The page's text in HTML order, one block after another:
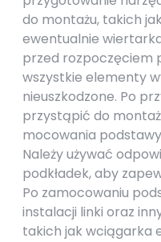
do montażu, takich
ewentualnie
przed rozpoczęciem
wszystkie elementy
nieuszkodzone. Po
przystąpić do
mocowania
Należy używać
podkładek, aby
Po zamocowaniu
instalacji linki oraz
takich jak wciągarka